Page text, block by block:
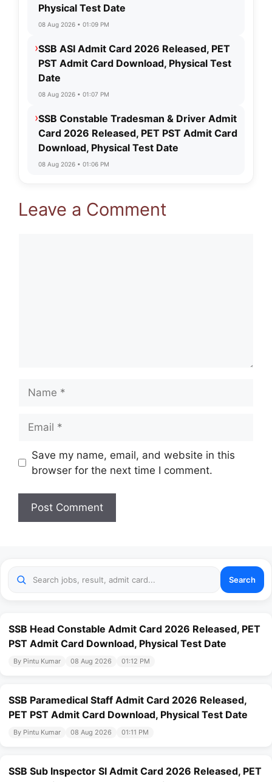
Physical Test Date
08 Aug 2026 • 01:09 PM
›SSB ASI Admit Card 2026 Released, PET
PST Admit Card Download, Physical Test
Date
08 Aug 2026 • 01:07 PM
›SSB Constable Tradesman & Driver Admit
Card 2026 Released, PET PST Admit Card
Download, Physical Test Date
08 Aug 2026 • 01:06 PM
Leave a Comment
Website
Save my name, email, and website in this
browser for the next time I comment.
Search
SSB Head Constable Admit Card 2026 Released, PET
PST Admit Card Download, Physical Test Date
By Pintu Kumar 08 Aug 2026 01:12 PM
SSB Paramedical Staff Admit Card 2026 Released,
PET PST Admit Card Download, Physical Test Date
By Pintu Kumar 08 Aug 2026 01:11 PM
SSB Sub Inspector SI Admit Card 2026 Released, PET